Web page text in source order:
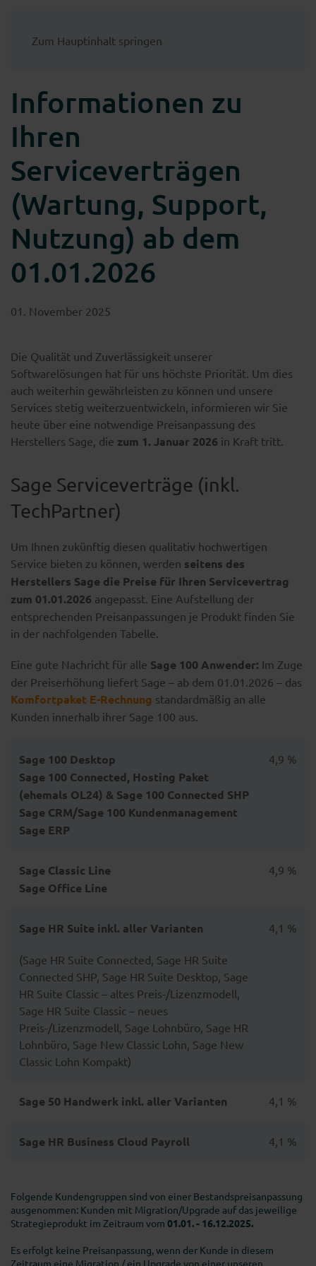
Zum Hauptinhalt springen
Informationen zu
Ihren
Serviceverträgen
(Wartung, Support,
Nutzung) ab dem
01.01.2026
01. November 2025
Die Qualität und Zuverlässigkeit unserer
Softwarelösungen hat für uns höchste Priorität. Um dies
auch weiterhin gewährleisten zu können und unsere
Services stetig weiterzuentwickeln, informieren wir Sie
heute über eine notwendige Preisanpassung des
Herstellers Sage, die zum 1. Januar 2026 in Kraft tritt.
Sage Serviceverträge (inkl.
TechPartner)
Um Ihnen zukünftig diesen qualitativ hochwertigen
Service bieten zu können, werden seitens des
Herstellers Sage die Preise für Ihren Servicevertrag
zum 01.01.2026 angepasst. Eine Aufstellung der
entsprechenden Preisanpassungen je Produkt finden Sie
in der nachfolgenden Tabelle.
Eine gute Nachricht für alle Sage 100 Anwender: Im Zuge
der Preiserhöhung liefert Sage – ab dem 01.01.2026 – das
Komfortpaket E-Rechnung standardmäßig an alle
Kunden innerhalb ihrer Sage 100 aus.
Sage 100 Desktop
Sage 100 Connected, Hosting Paket
(ehemals OL24) & Sage 100 Connected SHP
Sage CRM/Sage 100 Kundenmanagement
Sage ERP
4,9 %
Sage Classic Line
Sage Office Line
4,9 %
Sage HR Suite inkl. aller Varianten
(Sage HR Suite Connected, Sage HR Suite
Connected SHP, Sage HR Suite Desktop, Sage
HR Suite Classic – altes Preis-/Lizenzmodell,
Sage HR Suite Classic – neues
Preis-/Lizenzmodell, Sage Lohnbüro, Sage HR
Lohnbüro, Sage New Classic Lohn, Sage New
Classic Lohn Kompakt)
4,1 %
Sage 50 Handwerk inkl. aller Varianten 4,1 %
Sage HR Business Cloud Payroll 4,1 %
Folgende Kundengruppen sind von einer Bestandspreisanpassung
ausgenommen: Kunden mit Migration/Upgrade auf das jeweilige
Strategieprodukt im Zeitraum vom 01.01. - 16.12.2025.
Es erfolgt keine Preisanpassung, wenn der Kunde in diesem
Zeitraum eine Migration / ein Upgrade von einer unseren